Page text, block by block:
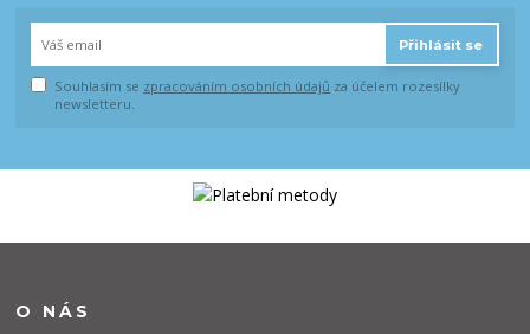
Přihlásit se
Souhlasím se zpracováním osobních údajů za účelem rozesílky
newsletteru.
O NÁS